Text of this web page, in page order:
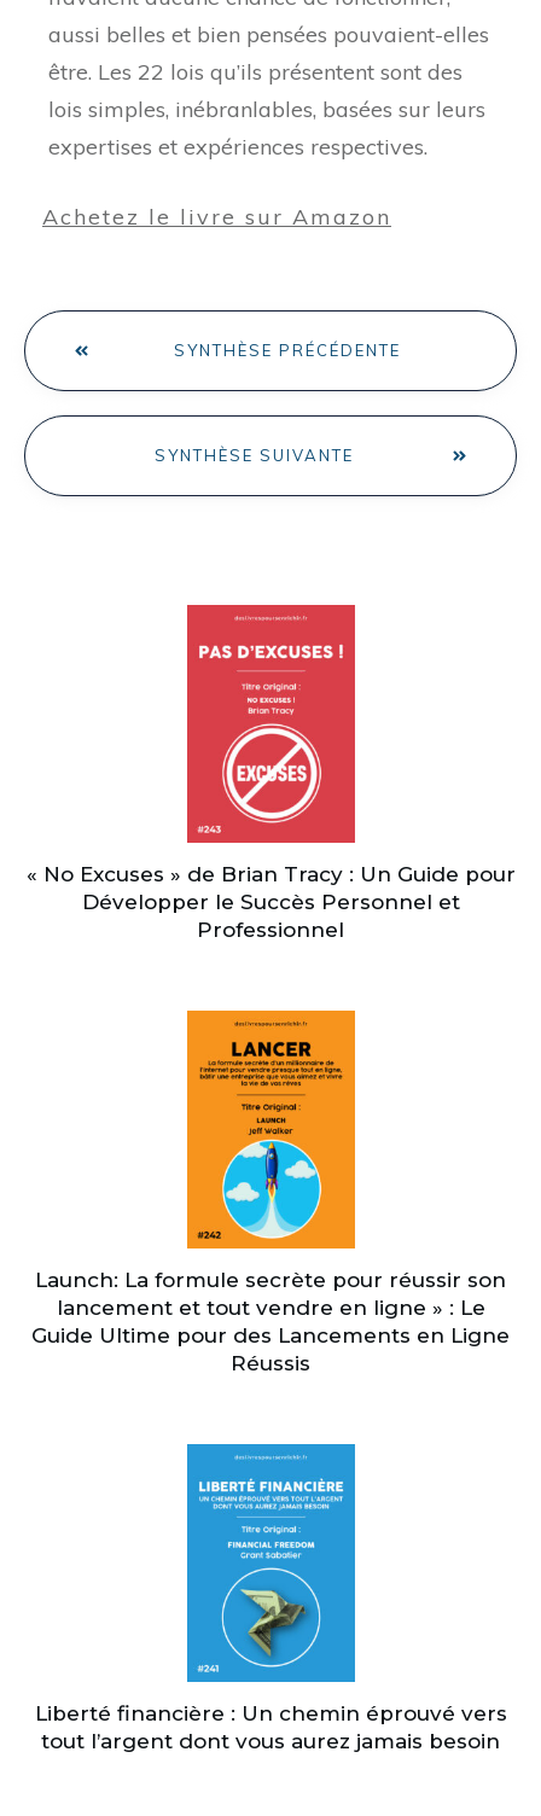
aussi belles et bien pensées pouvaient-elles
être. Les 22 lois qu’ils présentent sont des
lois simples, inébranlables, basées sur leurs
expertises et expériences respectives.
Achetez le livre sur Amazon
SYNTHÈSE PRÉCÉDENTE
SYNTHÈSE SUIVANTE
« No Excuses » de Brian Tracy : Un Guide pour
Développer le Succès Personnel et
Professionnel
Launch: La formule secrète pour réussir son
lancement et tout vendre en ligne » : Le
Guide Ultime pour des Lancements en Ligne
Réussis
Liberté financière : Un chemin éprouvé vers
tout l’argent dont vous aurez jamais besoin